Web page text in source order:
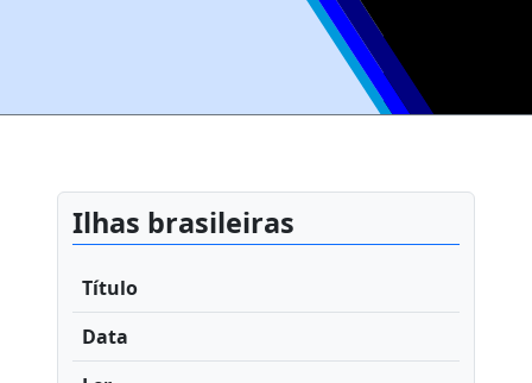
Ilhas brasileiras
Título
Data